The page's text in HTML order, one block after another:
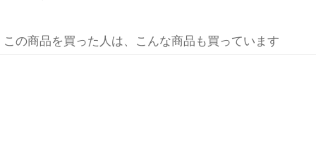
この商品を買った人は、こんな商品も買っています